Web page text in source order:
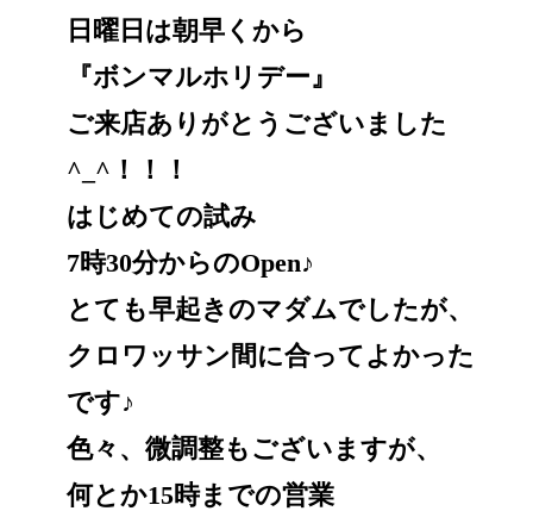
日曜日は朝早くから
『ボンマルホリデー』
ご来店ありがとうございました
^_^！！！
はじめての試み
7時30分からのOpen♪
とても早起きのマダムでしたが、
クロワッサン間に合ってよかった
です♪
色々、微調整もございますが、
何とか15時までの営業